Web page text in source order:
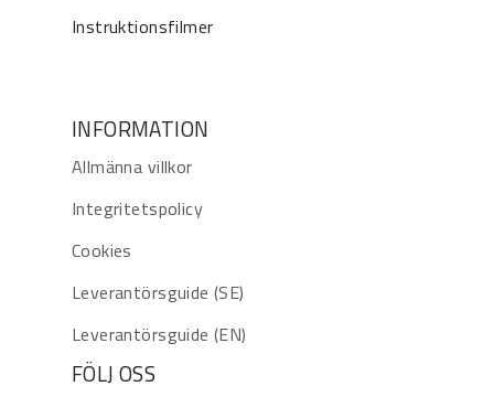
Instruktionsfilmer
INFORMATION
Allmänna villkor
Integritetspolicy
Cookies
Leverantörsguide (SE)
Leverantörsguide (EN)
FÖLJ OSS